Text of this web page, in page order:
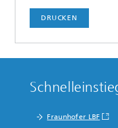
DRUCKEN
Fraunhofer LBF